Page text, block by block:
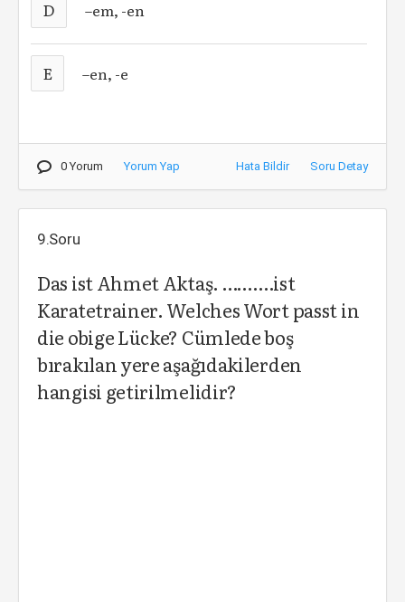
D –em, -en
E –en, -e
0 Yorum Yorum Yap Hata Bildir Soru Detay
9.Soru
Das ist Ahmet Aktaş. …….…ist
Karatetrainer. Welches Wort passt in
die obige Lücke? Cümlede boş
bırakılan yere aşağıdakilerden
hangisi getirilmelidir?